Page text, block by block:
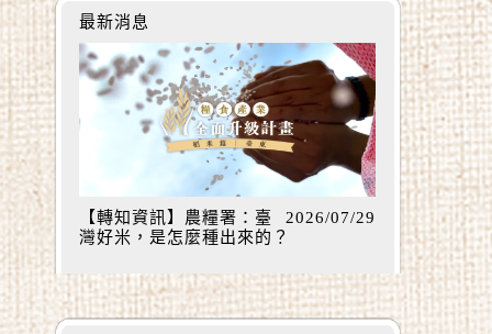
最新消息
2026/07/29
【轉知資訊】農糧署：臺
灣好米，是怎麼種出來的？